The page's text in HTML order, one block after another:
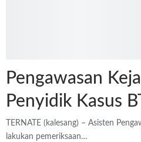
Pengawasan
Penyidik Kasus
TERNATE (kalesang) – Asisten
lakukan pemeriksaan…